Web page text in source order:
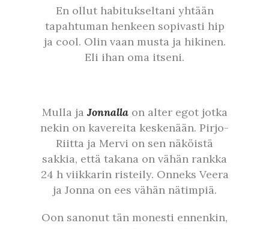
En ollut habitukseltani yhtään
tapahtuman henkeen sopivasti hip
ja cool. Olin vaan musta ja hikinen.
Eli ihan oma itseni.
Mulla jaJonnallaon alter egot jotka
nekin on kavereita keskenään. Pirjo-
Riitta ja Mervi on sen näköistä
sakkia, että takana on vähän rankka
24 h viikkarin risteily. Onneks Veera
ja Jonna on ees vähän nätimpiä.
Oon sanonut tän monesti ennenkin,